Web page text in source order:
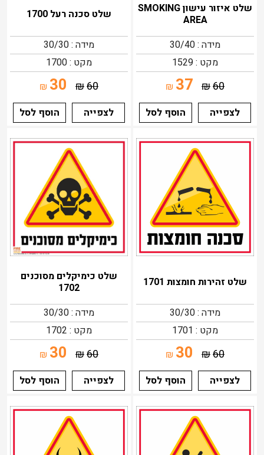
שלט איזור עישון SMOKING
AREA
מידה : 30/40
מקט : 1529
60
₪
37
₪
לצפייה
הוסף לסל
שלט סכנה רעל 1700
מידה : 30/30
מקט : 1700
60
₪
30
₪
לצפייה
הוסף לסל
שלט זהירות חומצות 1701
מידה : 30/30
מקט : 1701
60
₪
30
₪
לצפייה
הוסף לסל
שלט כימיקלים מסוכנים
1702
מידה : 30/30
מקט : 1702
60
₪
30
₪
לצפייה
הוסף לסל